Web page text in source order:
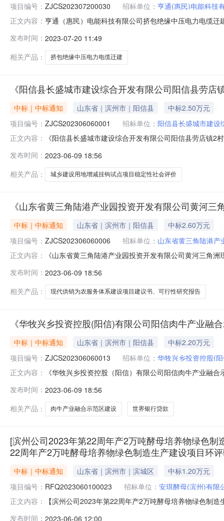
项目编号： ZJCS202307200030 招标单位： 亨通(惠民)电能科技
正文内容： 亨通（惠民）电能科技有限公司挤包绝缘中压电力电缆
民）电能科技有限公司联系人：孙栋联系电话：
发布时间： 2023-07-20 11:49
相关产品：
挤包绝缘中压电力电缆迁建
《阳信县长盛城市建设综合开发有限公司阳信县劳
中标｜中标通知 山东省｜滨州市｜阳信县
中标2.50万元
项目编号： ZJCS202306060001 招标单位： 阳信县长盛城市建设
正文内容：
《阳信县长盛城市建设综合开发有限公司阳信县劳店镇
理有限公司中选价格：2.5万元项目申请单位：阳信县长
发布时间： 2023-06-09 18:56
相关产品：
城乡建设用地增减挂钩试点项目稳定性社会评价
《山东省黄三角陆港产业园投资开发有限公司黄河
中标｜中标通知 山东省｜滨州市｜阳信县
中标2.60万元
项目编号： ZJCS202306060006 招标单位： 山东省黄三角陆港产
正文内容：
《山东省黄三角陆港产业园投资开发有限公司黄河三角
山东凯创项目管理有限公司中选价格：2.6万元项目申请
发布时间： 2023-06-09 18:56
相关产品：
现代供销为农服务体系建设项目建议书、可行性研究报告
《华牧兴乡投资控股(阳信)有限公司阳信肉牛产业融
中标｜中标通知 山东省｜滨州市｜阳信县
中标2.20万元
项目编号： ZJCS202306060013 招标单位： 华牧兴乡投资控股(
正文内容：
《华牧兴乡投资控股（阳信）有限公司阳信肉牛产业融
价格：2.2万元项目申请单位：华牧兴乡投资控股（阳信
发布时间： 2023-06-09 18:56
相关产品：
肉牛产业融合示范区建设 世界银行贷款
[滨州公司2023年第22周年产2万吨酵母培养物绿色
22周年产2万吨酵母培养物绿色制造生产建设项目环
中标｜中标通知 山东省｜滨州市｜滨城区
中标1.20万元
项目编号： RFQ2023060100023 招标单位： 安琪酵母(滨州)有限
正文内容：
【滨州公司2023年第22周年产2万吨酵母培养物绿色制
发布时间： 2023-06-06 12:00